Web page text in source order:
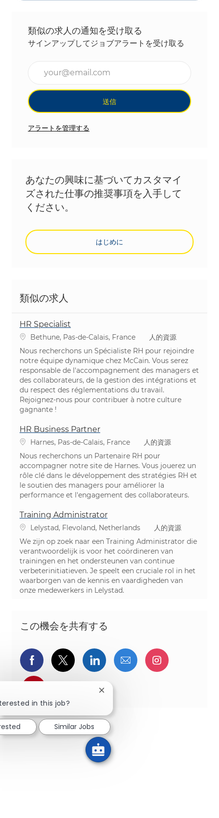
類似の求人の通知を受け取る
サインアップしてジョブアラートを受け取る
送信
アラートを管理する
あなたの興味に基づいてカスタマイ
ズされた仕事の推奨事項を入手して
ください。
はじめに
類似の求人
HR Specialist
場所Bethune, Pas-de-Calais, France カテゴリ
人的資源
Nous recherchons un Spécialiste RH pour rejoindre
notre équipe dynamique chez McCain. Vous serez
responsable de l'accompagnement des managers et
des collaborateurs, de la gestion des intégrations et
du respect des réglementations du travail.
Rejoignez-nous pour contribuer à notre culture
gagnante !
HR Business Partner
場所Harnes, Pas-de-Calais, France カテゴリ
人的資源
Nous recherchons un Partenaire RH pour
accompagner notre site de Harnes. Vous jouerez un
rôle clé dans le développement des stratégies RH et
le soutien des managers pour améliorer la
performance et l'engagement des collaborateurs.
Training Administrator
場所Lelystad, Flevoland, Netherlands カテゴリ
人的資源
We zijn op zoek naar een Training Administrator die
verantwoordelijk is voor het coördineren van
trainingen en het ondersteunen van continue
verbeterinitiatieven. Je speelt een cruciale rol in het
waarborgen van de kennis en vaardigheden van
onze medewerkers in Lelystad.
この機会を共有する
Facebookでシェア
ツイッターで共有
LinkedInで共有
メールで共有Instagram
pinterestでシェア
in this job?
Close chatbot notification
Similar Jobs